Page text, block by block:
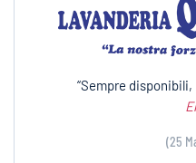
“Sempre
(25